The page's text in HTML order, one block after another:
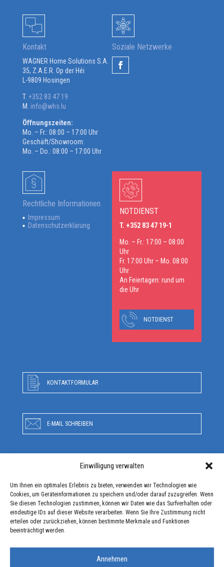
Einwilligung verwalten
Um Ihnen ein optimales Erlebnis zu bieten, verwenden wir Technologien wie
Cookies, um Geräteinformationen zu speichern und/oder darauf zuzugreifen. Wenn
Sie diesen Technologien zustimmen, können wir Daten wie das Surfverhalten oder
eindeutige IDs auf dieser Website verarbeiten. Wenn Sie Ihre Zustimmung nicht
erteilen oder zurückziehen, können bestimmte Merkmale und Funktionen
beeinträchtigt werden.
Annehmen
Kontakt
WAGNER Home Solutions S.A.
35, Z.A.E.R. Op der Héi
L-9809 Hosingen
T. +352 83 47 19
M. info@whs.lu
Öffnungszeiten:
Mo. – Fr.: 08:00 – 17:00 Uhr
Geschäft/Showroom:
Mo. – Do.: 08:00 – 17:00 Uhr
Soziale Netzwerke
Rechtliche Informationen
Impressum
Datenschutzerklärung
NOTDIENST
T. +352 83 47 19-1
Mo. – Fr.: 17:00 – 08:00
Uhr
Fr. 17:00 Uhr – Mo. 08:00
Uhr
An Feiertagen: rund um
die Uhr
NOTDIENST
KONTAKTFORMULAR
E-MAIL SCHREIBEN
RUFEN SIE UNS AN
ANFAHRT